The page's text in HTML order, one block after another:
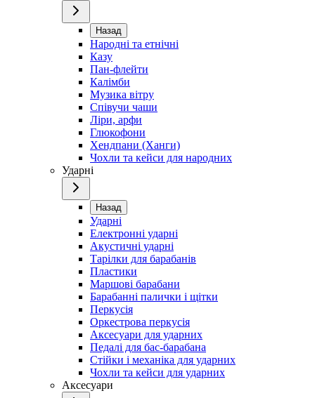
Назад
Народні та етнічні
Казу
Пан-флейти
Калімби
Музика вітру
Співучи чаши
Ліри, арфи
Глюкофони
Хендпани (Ханги)
Чохли та кейси для народних
Ударні
Назад
Ударні
Електронні ударні
Акустичні ударні
Тарілки для барабанів
Пластики
Маршові барабани
Барабанні палички і щітки
Перкусія
Оркестрова перкусія
Аксесуари для ударних
Педалі для бас-барабана
Стійки і механіка для ударних
Чохли та кейси для ударних
Аксесуари